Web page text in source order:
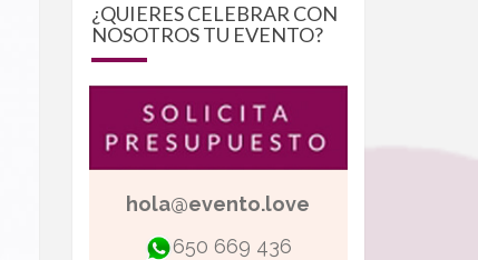
¿QUIERES CELEBRAR CON
NOSOTROS TU EVENTO?
hola@evento.love
650 669 436